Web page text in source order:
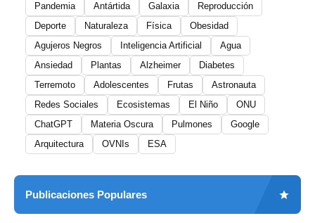
Pandemia
Antártida Galaxia
Reproducción
Deporte
Naturaleza Física
Obesidad
Agujeros Negros
Inteligencia Artificial
Agua
Ansiedad
Plantas Alzheimer
Diabetes
Terremoto
Adolescentes Frutas
Astronauta
Redes Sociales
Ecosistemas El Niño
ONU
ChatGPT
Materia Oscura Pulmones
Google
Arquitectura
OVNIs ESA
Publicaciones Populares